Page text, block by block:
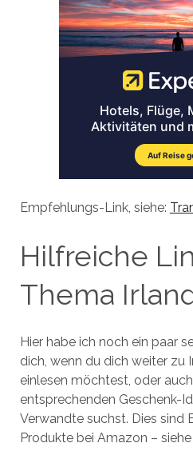
Empfehlungs-Link, siehe:
Hilfreiche
Thema
Hier habe ich noch ein paar
dich, wenn du dich weiter zu
einlesen möchtest, oder
entsprechenden Geschenk-
Verwandte suchst. Dies sind
Produkte bei Amazon –